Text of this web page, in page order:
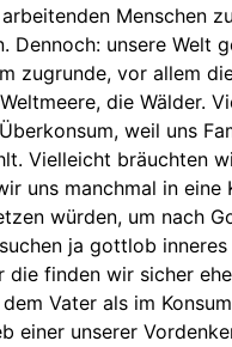
Menschen
Dennoch: unsere Welt
zugrunde, vor allem
die Wälder.
weil uns
Vielleicht bräuchten
uns manchmal in eine
würden, um nach
ja gottlob inneres
die finden wir sicher
Vater als im
einer unserer